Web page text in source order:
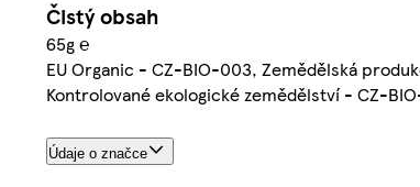
Čistý obsah
65g ℮
EU Organic - CZ-BIO-003, Zemědělská
Kontrolované ekologické zemědělství - CZ-
Údaje o značce